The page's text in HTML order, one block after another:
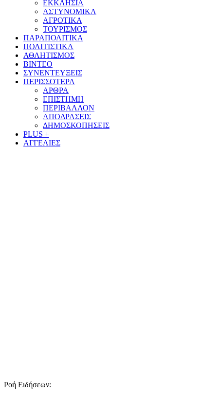
ΕΚΚΛΗΣΙΑ
ΑΣΤΥΝΟΜΙΚΑ
ΑΓΡΟΤΙΚΑ
ΤΟΥΡΙΣΜΟΣ
ΠΑΡΑΠΟΛΙΤΙΚΑ
ΠΟΛΙΤΙΣΤΙΚΑ
ΑΘΛΗΤΙΣΜΟΣ
ΒΙΝΤΕΟ
ΣΥΝΕΝΤΕΥΞΕΙΣ
ΠΕΡΙΣΣΟΤΕΡΑ
ΑΡΘΡΑ
ΕΠΙΣΤΗΜΗ
ΠΕΡΙΒΑΛΛΟΝ
ΑΠΟΔΡΑΣΕΙΣ
ΔΗΜΟΣΚΟΠΗΣΕΙΣ
PLUS +
ΑΓΓΕΛΙΕΣ
Ροή Ειδήσεων: